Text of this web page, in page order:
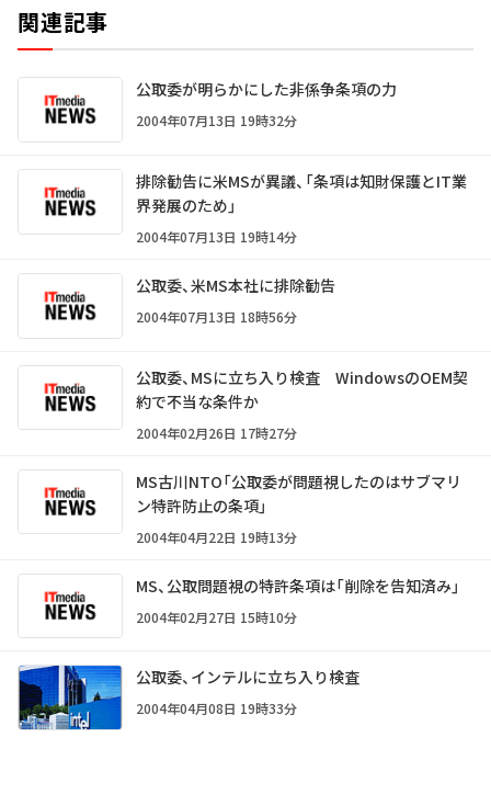
関連記事
公取委が明らかにした非係争条項の力
2004年07月13日 19時32分
排除勧告に米MSが異議、「条項は知財保護とIT業
界発展のため」
2004年07月13日 19時14分
公取委、米MS本社に排除勧告
2004年07月13日 18時56分
公取委、MSに立ち入り検査 WindowsのOEM契
約で不当な条件か
2004年02月26日 17時27分
MS古川NTO「公取委が問題視したのはサブマリ
ン特許防止の条項」
2004年04月22日 19時13分
MS、公取問題視の特許条項は「削除を告知済み」
2004年02月27日 15時10分
公取委、インテルに立ち入り検査
2004年04月08日 19時33分